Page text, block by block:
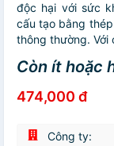
độc hại với sức
cấu tạo bằng
thông thường. Với
Còn ít hoặc
474,000 đ
Công ty: